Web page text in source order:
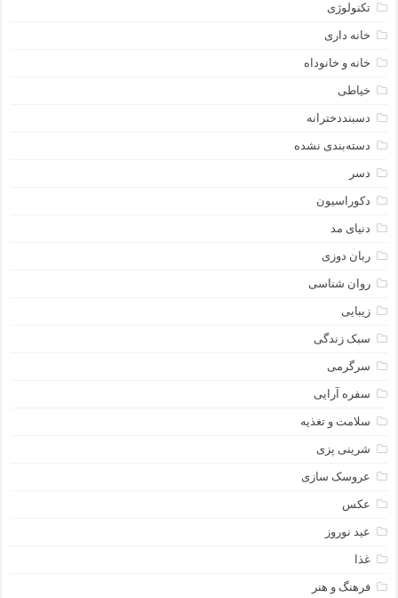
تکنولوژی
خانه داری
خانه و خانوداه
خیاطی
دسبنددخترانه
دسته‌بندی نشده
دسر
دکوراسیون
دنیای مد
ربان دوزی
روان شناسی
زیبایی
سبک زندگی
سرگرمی
سفره آرایی
سلامت و تغذیه
شرینی پزی
عروسک سازی
عکس
عید نوروز
غذا
فرهنگ و هنر